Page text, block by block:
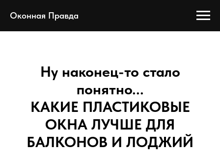
Оконная Правда
Ну наконец-то стало
понятно...
КАКИЕ ПЛАСТИКОВЫЕ
ОКНА ЛУЧШЕ ДЛЯ
БАЛКОНОВ И ЛОДЖИЙ